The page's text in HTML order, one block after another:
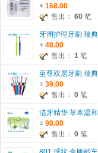
168.00
售出： 60 笔
48.00
售出： 1 笔
39.00
售出： 0 笔
98.00
售出： 0 笔